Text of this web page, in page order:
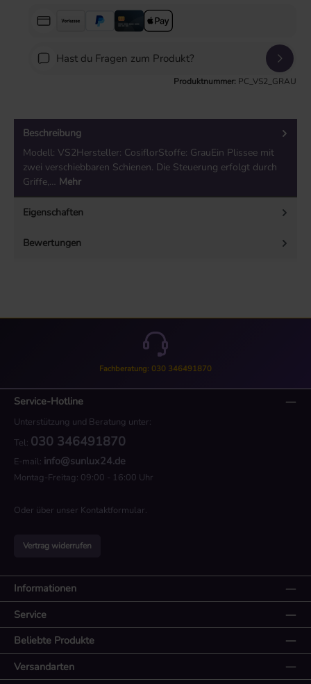
Hast du Fragen zum Produkt?
Produktnummer: PC_VS2_GRAU
Beschreibung
Modell: VS2Hersteller: CosiflorStoffe: GrauEin Plissee mit
zwei verschiebbaren Schienen. Die Steuerung erfolgt durch
Griffe,… Mehr
Eigenschaften
Bewertungen
Fachberatung: 030 346491870
Service-Hotline
Unterstützung und Beratung unter:
Tel: 030 346491870
E-mail: info@sunlux24.de
Montag-Freitag: 09:00 - 16:00 Uhr
Oder über unser Kontaktformular.
Vertrag widerrufen
Informationen
Service
Beliebte Produkte
Versandarten